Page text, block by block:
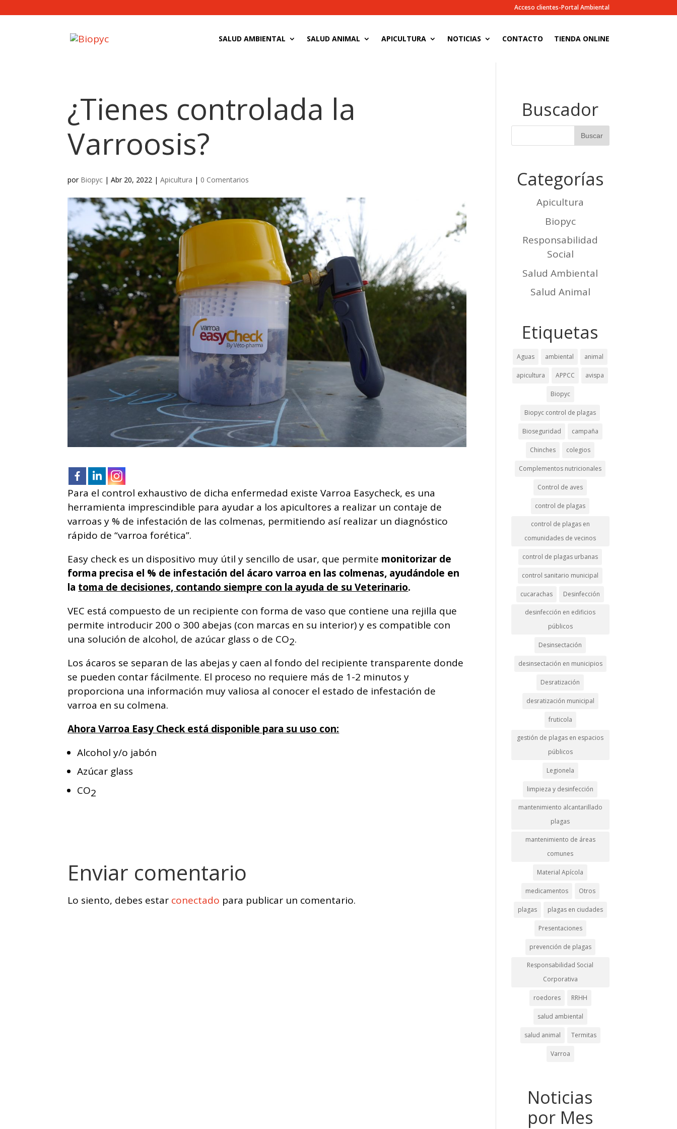
Acceso clientes-Portal Ambiental
SALUD AMBIENTAL SALUD ANIMAL APICULTURA NOTICIAS CONTACTO TIENDA ONLINE
¿Tienes controlada la
Varroosis?
por Biopyc |Abr 20, 2022 |Apicultura | 0 Comentarios
Para el control exhaustivo de dicha enfermedad existe Varroa Easycheck, es una
herramienta imprescindible para ayudar a los apicultores a realizar un contaje de
varroas y % de infestación de las colmenas, permitiendo así realizar un diagnóstico
rápido de “varroa forética”.
Easy check es un dispositivo muy útil y sencillo de usar, que permite monitorizar de
forma precisa el % de infestación del ácaro varroa en las colmenas, ayudándole en
la toma de decisiones, contando siempre con la ayuda de su Veterinario.
VEC está compuesto de un recipiente con forma de vaso que contiene una rejilla que
permite introducir 200 o 300 abejas (con marcas en su interior) y es compatible con
una solución de alcohol, de azúcar glass o de CO2.
Los ácaros se separan de las abejas y caen al fondo del recipiente transparente donde
se pueden contar fácilmente. El proceso no requiere más de 1-2 minutos y
proporciona una información muy valiosa al conocer el estado de infestación de
varroa en su colmena.
Ahora Varroa Easy Check está disponible para su uso con:
Alcohol y/o jabón
Azúcar glass
CO2
Enviar comentario
Lo siento, debes estar conectado para publicar un comentario.
Buscador
Categorías
Apicultura
Biopyc
Responsabilidad
Social
Salud Ambiental
Salud Animal
Etiquetas
Aguas ambiental animal
apicultura APPCC avispa
Biopyc
Biopyc control de plagas
Bioseguridad campaña
Chinches colegios
Complementos nutricionales
Control de aves
control de plagas
control de plagas en
comunidades de vecinos
control de plagas urbanas
control sanitario municipal
cucarachas Desinfección
desinfección en edificios
públicos
Desinsectación
desinsectación en municipios
Desratización
desratización municipal
fruticola
gestión de plagas en espacios
públicos
Legionela
limpieza y desinfección
mantenimiento alcantarillado
plagas
mantenimiento de áreas
comunes
Material Apícola
medicamentos Otros
plagas plagas en ciudades
Presentaciones
prevención de plagas
Responsabilidad Social
Corporativa
roedores RRHH
salud ambiental
salud animal Termitas
Varroa
Noticias
por Mes